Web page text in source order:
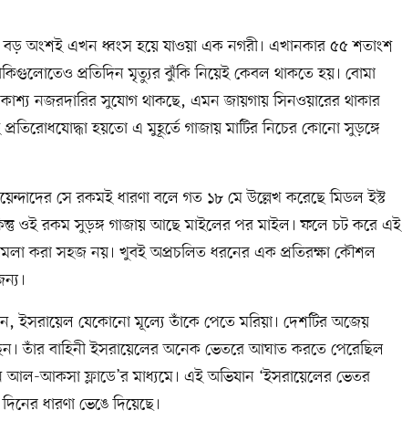
বড় অংশই এখন ধ্বংস হয়ে যাওয়া এক নগরী। এখানকার ৫৫ শতাংশ
প্রতিদিন মৃত্যুর ঝুঁকি নিয়েই কেবল থাকতে হয়। বোমা
নজরদারির সুযোগ থাকছে, এমন জায়গায় সিনওয়ারের থাকার
হয়তো এ মুহূর্তে গাজায় মাটির নিচের কোনো সুড়ঙ্গে
সে রকমই ধারণা বলে গত ১৮ মে উল্লেখ করেছে মিডল ইস্ট
ওই রকম সুড়ঙ্গ গাজায় আছে মাইলের পর মাইল। ফলে চট করে এই
করা সহজ নয়। খুবই অপ্রচলিত ধরনের এক প্রতিরক্ষা কৌশল
ইসরায়েল যেকোনো মূল্যে তাঁকে পেতে মরিয়া। দেশটির অজেয়
তাঁর বাহিনী ইসরায়েলের অনেক ভেতরে আঘাত করতে পেরেছিল
আকসা ফ্লাডে’র মাধ্যমে। এই অভিযান ‘ইসরায়েলের ভেতর
ধারণা ভেঙে দিয়েছে।